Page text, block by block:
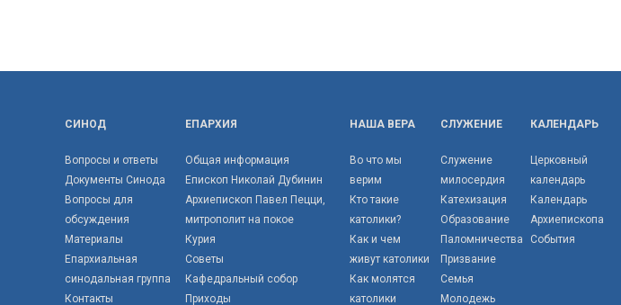
СИНОД
Вопросы и ответы
Документы Синода
Вопросы для
обсуждения
Материалы
Епархиальная
синодальная группа
Контакты
ЕПАРХИЯ
Общая информация
Епископ Николай Дубинин
Архиепископ Павел Пецци,
митрополит на покое
Курия
Советы
Кафедральный собор
Приходы
НАША ВЕРА
Во что мы
верим
Кто такие
католики?
Как и чем
живут католики
Как молятся
католики
СЛУЖЕНИЕ
Служение
милосердия
Катехизация
Образование
Паломничества
Призвание
Семья
Молодежь
КАЛЕНДАРЬ
Церковный
календарь
Календарь
Архиепископа
События